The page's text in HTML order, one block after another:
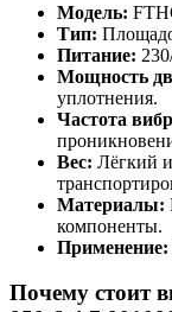
Модель:
Тип:
Питание:
Мощность
уплотнения.
Частота
Вес: Лёгкий
Материалы:
компоненты.
Применение:
Почему стоит